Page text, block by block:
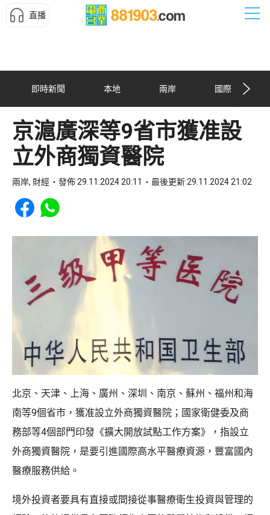
直播
即時新聞 本地 兩岸 國際
京滬廣深等9省市獲准設
立外商獨資醫院
兩岸, 財經 發佈 29.11.2024 20:11 最後更新 29.11.2024 21:02
Share to Facebook
Share to WhatsApp
北京、天津、上海、廣州、深圳、南京、蘇州、福州和海
南等9個省市，獲准設立外商獨資醫院；國家衛健委及商
務部等4個部門印發《擴大開放試點工作方案》，指設立
外商獨資醫院，是要引進國際高水平醫療資源，豐富國內
醫療服務供給。
境外投資者要具有直接或間接從事醫療衛生投資與管理的